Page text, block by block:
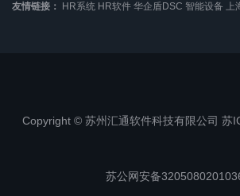
友情链接： HR系统 HR软件 华企盾DSC 智能设备 上
Copyright © 苏州汇通软件科技有限公司 苏
苏公网安备